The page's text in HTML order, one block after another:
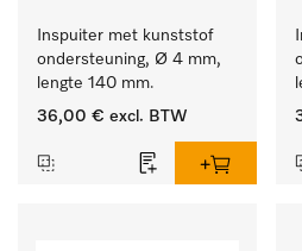
Inspuiter met kunststof
ondersteuning, Ø 4 mm,
lengte 140 mm.
36,00 € excl. BTW